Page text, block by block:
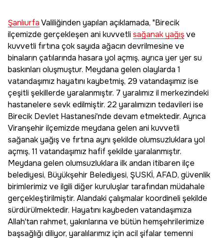
ŞanlıurfaValiliğinden yapılan açıklamada, "Birecik
ilçemizde gerçekleşen ani kuvvetlisağanak yağışve
kuvvetli fırtına çok sayıda ağacın devrilmesine ve
binaların çatılarında hasara yol açmış, ayrıca yer yer su
baskınları oluşmuştur. Meydana gelen olaylarda 1
vatandaşımız hayatını kaybetmiş, 29 vatandaşımız ise
çeşitli şekillerde yaralanmıştır. 7 yaralımız il merkezindeki
hastanelere sevk edilmiştir. 22 yaralımızın tedavileri ise
Birecik Devlet Hastanesi'nde devam etmektedir. Ayrıca
Viranşehir ilçemizde meydana gelen ani kuvvetli
sağanak yağış ve fırtına aynı şekilde olumsuzluklara yol
açmış, 11 vatandaşımız hafif şekilde yaralanmıştır.
Meydana gelen olumsuzluklara ilk andan itibaren ilçe
belediyesi, Büyükşehir Belediyesi, ŞUSKİ, AFAD, güvenlik
birimlerimiz ve ilgili diğer kuruluşlar tarafından müdahale
gerçekleştirilmiştir. Alandaki çalışmalar koordineli şekilde
sürdürülmektedir. Hayatını kaybeden vatandaşımıza
Allah'tan rahmet, yakınlarına ve bütün hemşehrilerimize
başsağlığı diliyor, yaralılarımız için acil şifalar temenni